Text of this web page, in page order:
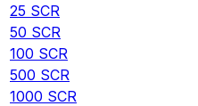
25 SCR
50 SCR
100 SCR
500 SCR
1000 SCR